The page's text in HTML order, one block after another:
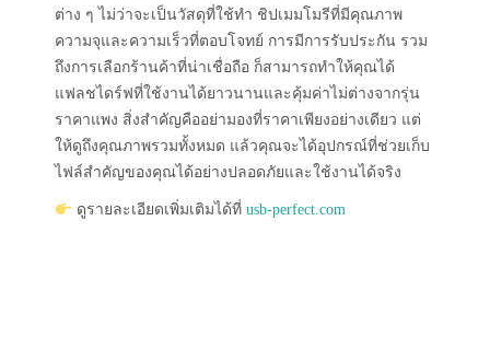
ต่าง ๆ ไม่ว่าจะเป็นวัสดุที่ใช้ทำ ชิปเมมโมรีที่มีคุณภาพ
ความจุและความเร็วที่ตอบโจทย์ การมีการรับประกัน รวม
ถึงการเลือกร้านค้าที่น่าเชื่อถือ ก็สามารถทำให้คุณได้
แฟลชไดร์ฟที่ใช้งานได้ยาวนานและคุ้มค่าไม่ต่างจากรุ่น
ราคาแพง สิ่งสำคัญคืออย่ามองที่ราคาเพียงอย่างเดียว แต่
ให้ดูถึงคุณภาพรวมทั้งหมด แล้วคุณจะได้อุปกรณ์ที่ช่วยเก็บ
ไฟล์สำคัญของคุณได้อย่างปลอดภัยและใช้งานได้จริง
ดูรายละเอียดเพิ่มเติมได้ที่ usb-perfect.com